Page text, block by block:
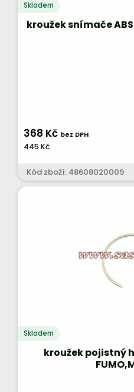
Skladem
kroužek snímače ABS
368 Kč bez DPH
445 Kč
Kód zboží: 48608020009
Skladem
kroužek pojistný